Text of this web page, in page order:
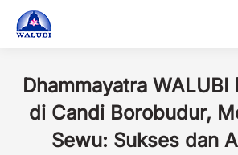
Dhammayatra WALUBI
di Candi Borobudur,
Sewu: Sukses dan